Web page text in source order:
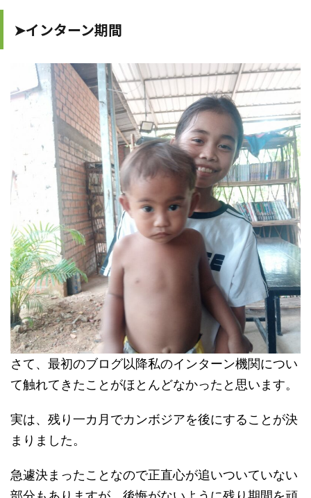
➤インターン期間
さて、最初のブログ以降私のインターン機関につい
て触れてきたことがほとんどなかったと思います。
実は、残り一カ月でカンボジアを後にすることが決
まりました。
急遽決まったことなので正直心が追いついていない